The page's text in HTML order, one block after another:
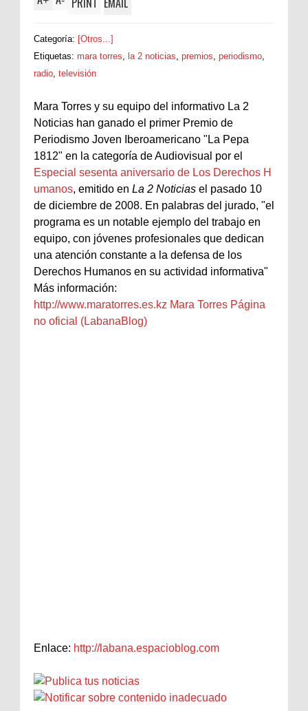
Categoría: [Otros...]
Etiquetas: mara torres la 2 noticias premios periodismo
radio televisión
Mara Torres y su equipo del informativo La 2
Noticias han ganado el primer Premio de
Periodismo Joven Iberoamericano "La Pepa
1812" en la categoría de Audiovisual por el
Especial sesenta aniversario de Los Derechos H
umanos, emitido en La 2 Noticias el pasado 10
de diciembre de 2008. En palabras del jurado, "el
programa es un notable ejemplo del trabajo en
equipo, con jóvenes profesionales que dedican
una atención constante a la defensa de los
Derechos Humanos en su actividad informativa"
Más información:
http://www.maratorres.es.kz Mara Torres Página
no oficial (LabanaBlog)
Enlace: http://labana.espacioblog.com